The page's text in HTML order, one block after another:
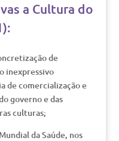
a Cultura do
de
inexpressivo
de comercialização e
governo e das
culturas;
da Saúde, nos